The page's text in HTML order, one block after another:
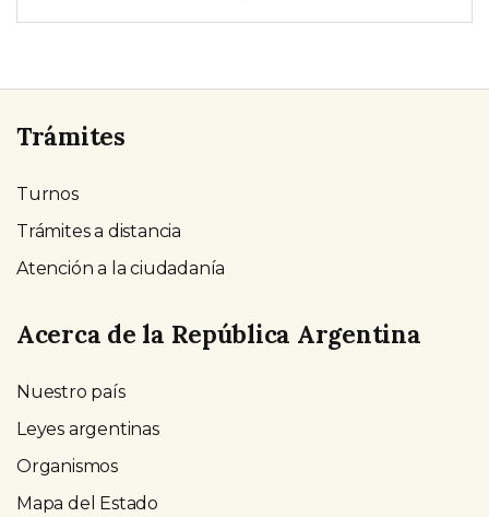
Trámites
Turnos
Trámites a distancia
Atención a la ciudadanía
Acerca de la República Argentina
Nuestro país
Leyes argentinas
Organismos
Mapa del Estado